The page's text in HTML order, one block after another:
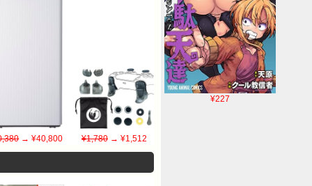
¥227
→ ¥40,800 ¥1,780→ ¥1,512